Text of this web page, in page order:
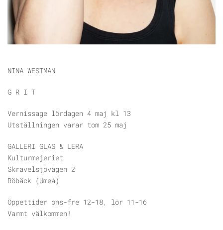
NINA WESTMAN
G R I T
Vernissage lördagen 4 maj kl 13
Utställningen varar tom 25 maj
GALLERI GLAS & LERA
Kulturmejeriet
Skravelsjövägen 2
Röbäck (Umeå)
Öppettider ons-fre 12-18, lör 11-16
Varmt välkommen!